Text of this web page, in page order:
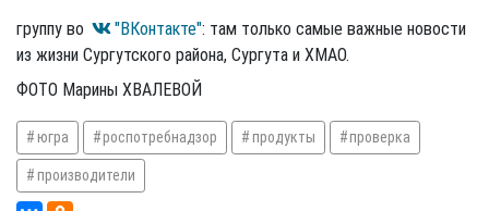
группу во
"ВКонтакте": там только самые важные новости
из жизни Сургутского района, Сургута и ХМАО.
ФОТО Марины ХВАЛЕВОЙ
югра роспотребнадзор продукты проверка
производители